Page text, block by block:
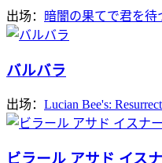
出场： 暗闇の果てで君を待
バルバラ
出场： Lucian Bee's:
ビラール アサド イス